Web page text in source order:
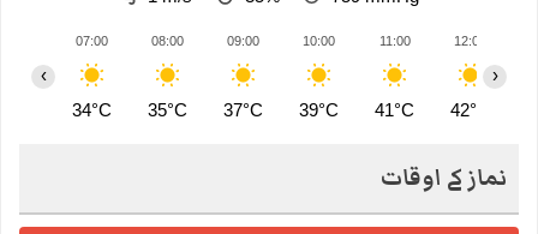
07:00
34°C
08:00
35°C
09:00
37°C
10:00
39°C
11:00
41°C
12:00
42°C
‹ ›
نماز کے اوقات